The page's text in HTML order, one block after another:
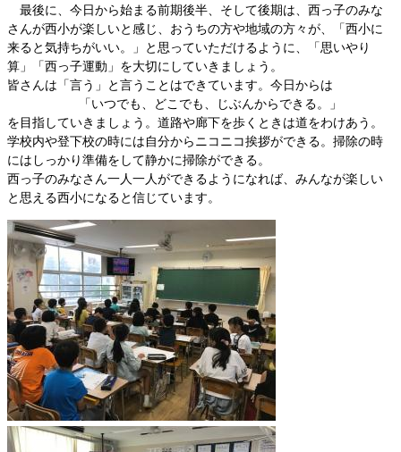
最後に、今日から始まる前期後半、そして後期は、西っ子のみな
さんが西小が楽しいと感じ、おうちの方や地域の方々が、「西小に
来ると気持ちがいい。」と思っていただけるように、「思いやり
算」「西っ子運動」を大切にしていきましょう。
皆さんは「言う」と言うことはできています。今日からは
「いつでも、どこでも、じぶんからできる。」
を目指していきましょう。道路や廊下を歩くときは道をわけあう。
学校内や登下校の時には自分からニコニコ挨拶ができる。掃除の時
にはしっかり準備をして静かに掃除ができる。
西っ子のみなさん一人一人ができるようになれば、みんなが楽しい
と思える西小になると信じています。